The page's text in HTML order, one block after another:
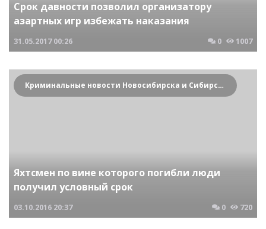
Срок давности позволил организатору
азартных игр избежать наказания
31.05.2017 00:26 0 1007
Криминальные новости Новосибирска и Сибирского региона
Яхтсмен по вине которого погибли люди
получил условный срок
03.10.2016 20:37 0 720